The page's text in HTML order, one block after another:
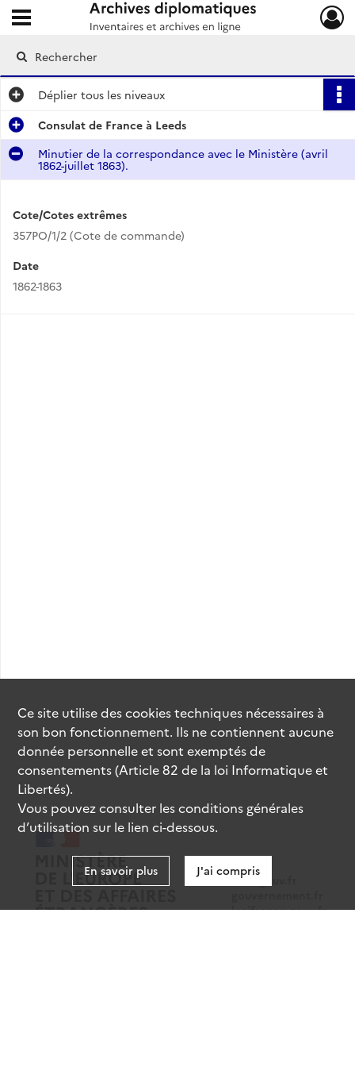
Archives diplomatiques
Ouvrir le menu déroulant
Déplier tous les niveaux
Consulat de France à Leeds
Minutier de la correspondance avec le Ministère (avril
1862-juillet 1863).
Cote/Cotes extrêmes
357PO/1/2 (Cote de commande)
Date
1862-1863
data.gouv.fr
legifrance.gouv.fr
Ce site utilise descookiestechniques nécessaires à
son bon fonctionnement. Ils ne contiennent aucune
donnée personnelle et sont exemptés de
consentements (Article 82 de la loi Informatique et
Libertés).
Vous pouvez consulter les conditions générales
d’utilisation sur le lien ci-dessous.
En savoir plus J'ai compris